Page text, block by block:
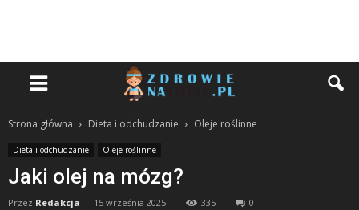
Strona główna Dieta i odchudzanie Oleje roślinne
Dieta i odchudzanie Oleje roślinne
Jaki olej na mózg?
Przez Redakcja - 15 września 2025 335 0